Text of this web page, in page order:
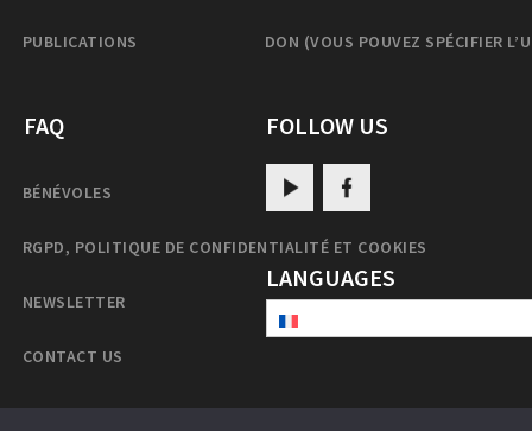
PUBLICATIONS DON (VOUS POUVEZ SPÉCIFIER
FAQ
BÉNÉVOLES
RGPD, POLITIQUE DE CONFIDENTIALITÉ ET COOKIES
NEWSLETTER
CONTACT US
FOLLOW US
LANGUAGES